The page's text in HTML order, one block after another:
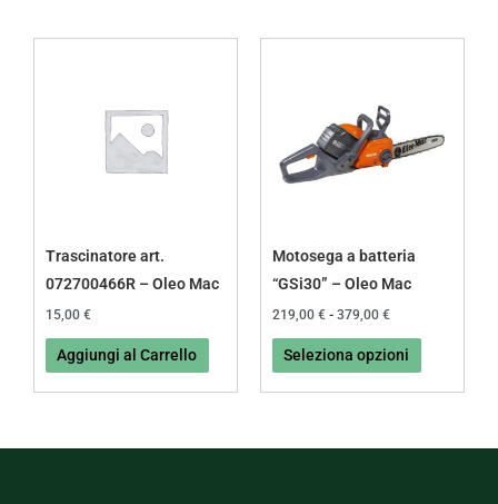
Trascinatore art.
072700466R – Oleo Mac
15,00 €
Aggiungi al Carrello
Motosega a batteria
“GSi30” – Oleo Mac
219,00 € - 379,00 €
219,00 €
a
379,00 €
Seleziona opzioni
più